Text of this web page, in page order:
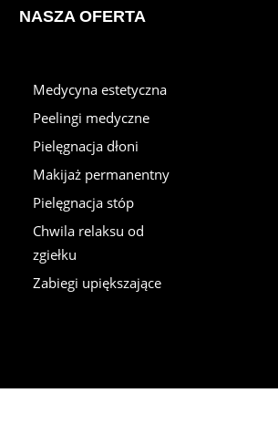
NASZA OFERTA
Medycyna estetyczna
Peelingi medyczne
Pielęgnacja dłoni
Makijaż permanentny
Pielęgnacja stóp
Chwila relaksu od
zgiełku
Zabiegi upiększające